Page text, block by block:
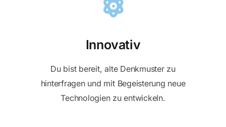
Innovativ
Du bist bereit, alte Denkmuster zu
hinterfragen und mit Begeisterung neue
Technologien zu entwickeln.